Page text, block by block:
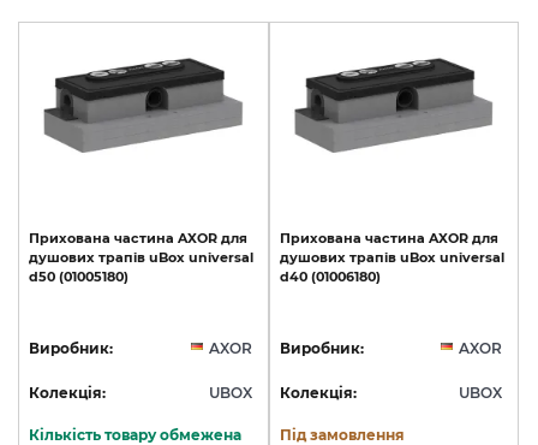
Прихована частина AXOR для
душових трапів uBox universal
d50 (01005180)
Виробник: AXOR
Колекція: UBOX
Кількість товару обмежена
Прихована частина AXOR для
душових трапів uBox universal
d40 (01006180)
Виробник: AXOR
Колекція: UBOX
Під замовлення